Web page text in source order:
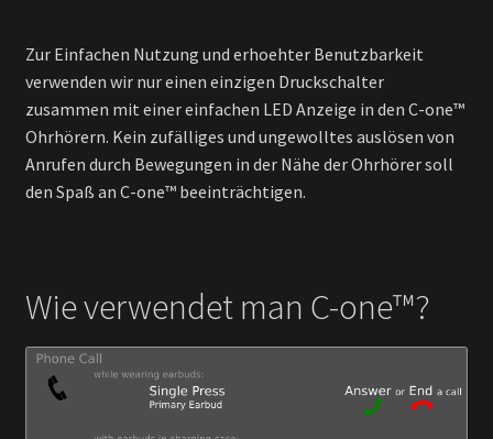
Zur Einfachen Nutzung und erhoehter Benutzbarkeit
verwenden wir nur einen einzigen Druckschalter
zusammen mit einer einfachen LED Anzeige in den C-one™
Ohrhörern. Kein zufälliges und ungewolltes auslösen von
Anrufen durch Bewegungen in der Nähe der Ohrhörer soll
den Spaß an C-one™ beeinträchtigen.
Wie verwendet man C-one™?